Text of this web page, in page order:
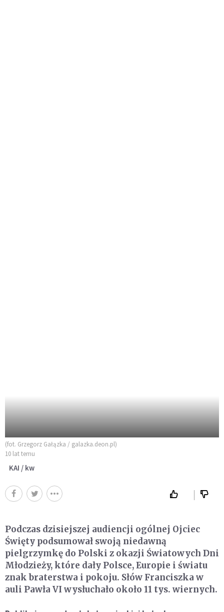
(fot. Grzegorz Gałązka / galazka.deon.pl)
10 lat temu
KAI / kw
Podczas dzisiejszej audiencji ogólnej Ojciec
Święty podsumował swoją niedawną
pielgrzymkę do Polski z okazji Światowych Dni
Młodzieży, które dały Polsce, Europie i światu
znak braterstwa i pokoju. Słów Franciszka w
auli Pawła VI wysłuchało około 11 tys. wiernych.